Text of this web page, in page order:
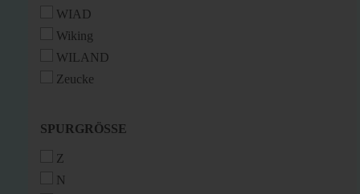
WIAD
Wiking
WILAND
Zeucke
SPURGRÖSSE
SPURGRÖSSE
Z
N